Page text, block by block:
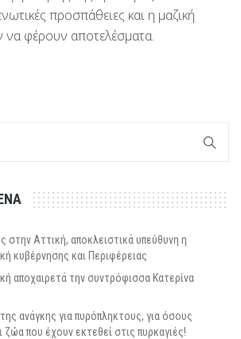
προσπάθειες και η μαζική
να φέρουν αποτελέσματα.
στην Αττική, αποκλειστικά υπεύθυνη η
κυβέρνησης και Περιφέρειας
αποχαιρετά την συντρόφισσα Κατερίνα
ανάγκης για πυρόπληκτους, για όσους
ζώα που έχουν εκτεθεί στις πυρκαγιές!